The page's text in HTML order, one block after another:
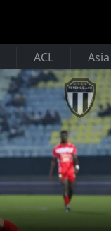
ACL